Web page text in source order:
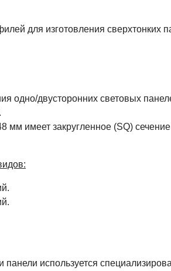
для изготовления сверхтонких
одно/двусторонних световых
имеет закругленное (SQ)
используется